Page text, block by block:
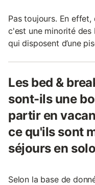
Pas toujours. En
c'est une minorité des
qui disposent d’une
Les bed &
sont-ils une
partir en
ce qu'ils sont
séjours en
Selon la base de